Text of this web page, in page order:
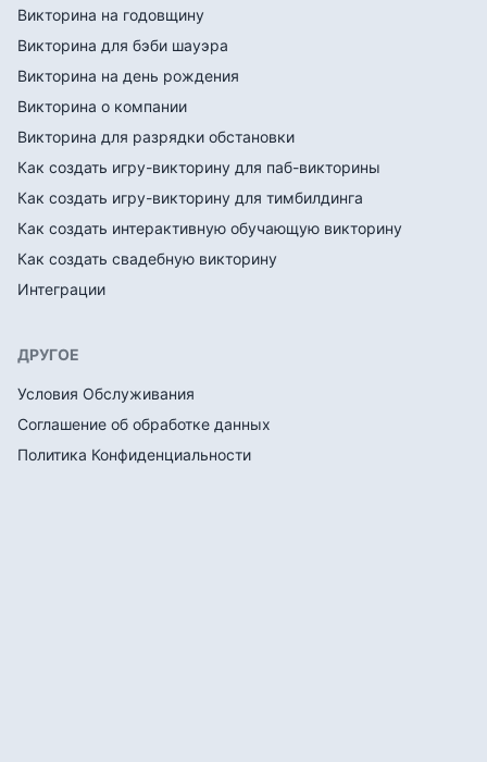
Викторина на годовщину
Викторина для бэби шауэра
Викторина на день рождения
Викторина о компании
Викторина для разрядки обстановки
Как создать игру-викторину для паб-викторины
Как создать игру-викторину для тимбилдинга
Как создать интерактивную обучающую викторину
Как создать свадебную викторину
Интеграции
ДРУГОЕ
Условия Обслуживания
Соглашение об обработке данных
Политика Конфиденциальности